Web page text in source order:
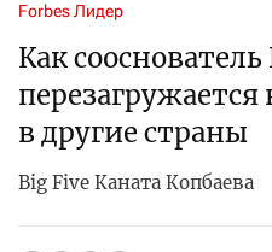
Forbes Лидер
Как
в другие страны
Big Five Каната Копбаева